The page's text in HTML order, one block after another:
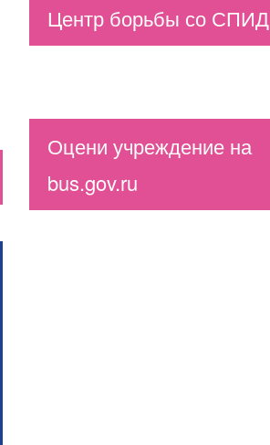
Центр борьбы со СПИД
Оцени учреждение на
bus.gov.ru